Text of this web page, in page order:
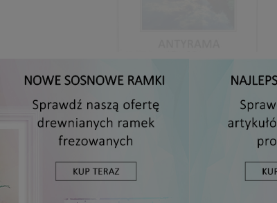
Antyrama plexi w rozmiarze 15x20 cm